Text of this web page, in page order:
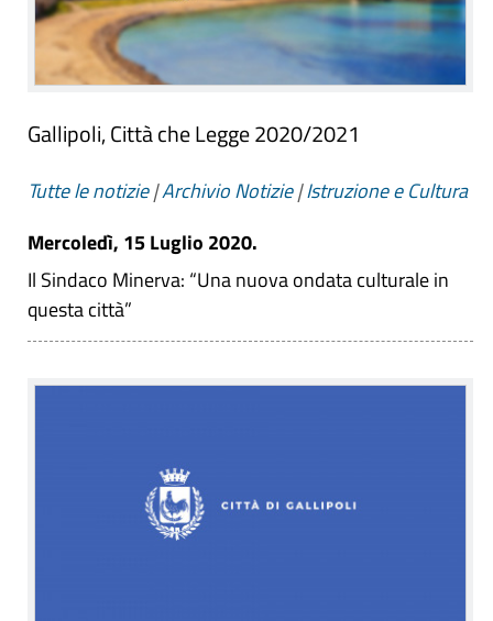
Gallipoli, Città che Legge 2020/2021
Tutte le notizie|Archivio Notizie|Istruzione e Cultura
Mercoledì, 15 Luglio 2020.
Il Sindaco Minerva: “Una nuova ondata culturale in
questa città”